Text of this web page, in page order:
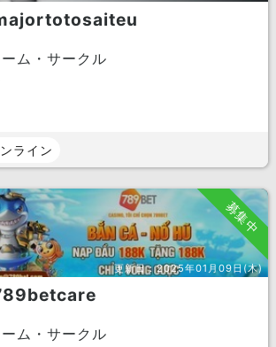
ム・サークル
ライン
募集中
更新日：2025年01月09日(木)
ム・サークル